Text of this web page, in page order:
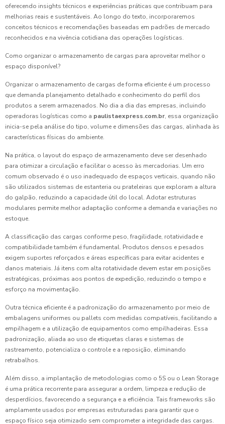
oferecendo insights técnicos e experiências práticas que contribuam para
melhorias reais e sustentáveis. Ao longo do texto, incorporaremos
conceitos técnicos e recomendações baseadas em padrões de mercado
reconhecidos e na vivência cotidiana das operações logísticas.
Como organizar o armazenamento de cargas para aproveitar melhor o
espaço disponível?
Organizar o armazenamento de cargas de forma eficiente é um processo
que demanda planejamento detalhado e conhecimento do perfil dos
produtos a serem armazenados. No dia a dia das empresas, incluindo
operadoras logísticas como a paulistaexpress.com.br, essa organização
inicia-se pela análise do tipo, volume e dimensões das cargas, alinhada às
características físicas do ambiente.
Na prática, o layout do espaço de armazenamento deve ser desenhado
para otimizar a circulação e facilitar o acesso às mercadorias. Um erro
comum observado é o uso inadequado de espaços verticais, quando não
são utilizados sistemas de estanteria ou prateleiras que exploram a altura
do galpão, reduzindo a capacidade útil do local. Adotar estruturas
modulares permite melhor adaptação conforme a demanda e variações no
estoque.
A classificação das cargas conforme peso, fragilidade, rotatividade e
compatibilidade também é fundamental. Produtos densos e pesados
exigem suportes reforçados e áreas específicas para evitar acidentes e
danos materiais. Já itens com alta rotatividade devem estar em posições
estratégicas, próximas aos pontos de expedição, reduzindo o tempo e
esforço na movimentação.
Outra técnica eficiente é a padronização do armazenamento por meio de
embalagens uniformes ou pallets com medidas compatíveis, facilitando a
empilhagem e a utilização de equipamentos como empilhadeiras. Essa
padronização, aliada ao uso de etiquetas claras e sistemas de
rastreamento, potencializa o controle e a reposição, eliminando
retrabalhos.
Além disso, a implantação de metodologias como o 5S ou o Lean Storage
é uma prática recorrente para assegurar a ordem, limpeza e redução de
desperdícios, favorecendo a segurança e a eficiência. Tais frameworks são
amplamente usados por empresas estruturadas para garantir que o
espaço físico seja otimizado sem comprometer a integridade das cargas.